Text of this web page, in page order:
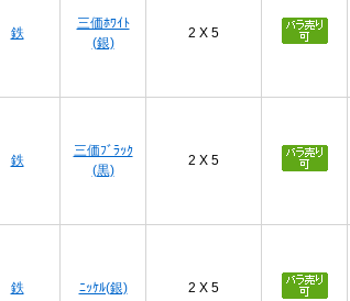
鉄
三価ﾎﾜｲﾄ
(銀)
2 X 5
鉄
三価ﾌﾞﾗｯｸ
(黒)
2 X 5
鉄 ﾆｯｹﾙ(銀) 2 X 5